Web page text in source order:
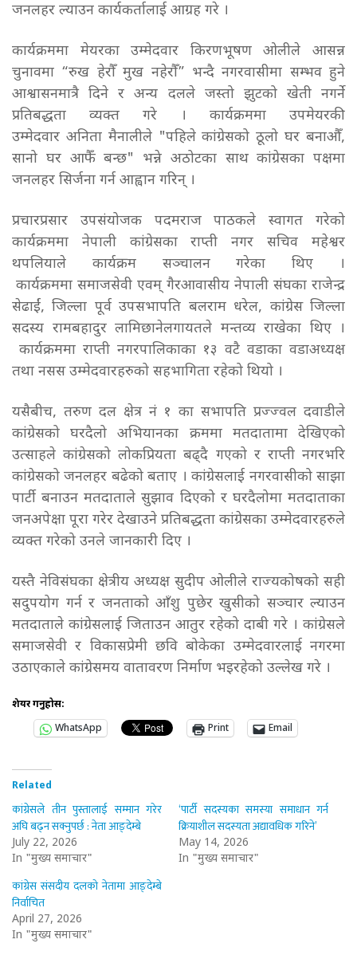
जनलहर ल्याउन कार्यकर्तालाई आग्रह गरे ।
कार्यक्रममा मेयरका उम्मेदवार किरणभूषण ओलीले आसन्न
चुनावमा “रुख हेरौँ मुख नहेरौँ” भन्दै नगरवासीमा सम्भव हुने
आश्वासनमात्रै दिने र अन्य दलले जस्तो झुटको खेती नगर्ने
प्रतिबद्धता व्यक्त गरे । कार्यक्रममा उपमेयरकी
उम्मेदवार अनिता मैनालीले "पहिले कांग्रेसको ठूलो घर बनाऔँ,
सानो घर आफैँ बन्छ" भन्ने अठोटका साथ कांग्रेसका पक्षमा
जनलहर सिर्जना गर्न आह्वान गरिन् ।
प्रचारप्रसार उपसंयोजक पदमराज पाठकले स्वागत गरेको
कार्यक्रममा नेपाली कांग्रेसका राप्ती नगर सचिव महेश्वर
थपलियाले कार्यक्रम सञ्चालन गरेका थिए ।
कार्यक्रममा समाजसेवी एवम् गैरआवासीय नेपाली संघका राजेन्द्र
सेढाईं,जिल्ला पूर्व उपसभापति बलराम धरेल, कांग्रेस जिल्ला
सदस्य रामबहादुर लामिछानेलगायतले मन्तव्य राखेका थिए ।
कार्यक्रममा राप्ती नगरपालिकाका १३ वटै वडाका वडाअध्यक्ष
तथा नसस उम्मेदवारहरुको सहभागिता रहेको थियो ।
यसैबीच, तरुण दल क्षेत्र नं १ का सभापति प्रज्ज्वल दवाडीले
कांग्रेसको घरदैलो अभियानका क्रममा मतदातामा देखिएको
उत्साहले कांग्रेसको लोकप्रियता बढ्दै गएको र राप्ती नगरभरि
कांग्रेसको जनलहर बढेको बताए । कांग्रेसलाई नगरवासीको साझा
पार्टी बनाउन मतदाताले सुझाव दिएको र घरदैलोमा मतदाताका
जनअपेक्षा पूरा गरेर देखाउने प्रतिबद्धता कांग्रेसका उम्मेदवारहरुले
व्यक्त गरेको उनले जानकारी दिए ।
यस्तै नेविसंघका क्षेत्रीय अध्यक्ष सुदीप ओलीले राज्यकोषको सही
सदुपयोग गर्न र जनताको आँशु पुछेर खुसीको सञ्चार ल्याउन
मतदाताले कांग्रेसलाई जिताउन आतुर रहेको दाबी गरे । कांग्रेसले
समाजसेवी र विकासप्रेमी छवि बोकेका उम्मेदवारलाई नगरमा
उठाएकाले कांग्रेसमय वातावरण निर्माण भइरहेको उल्लेख गरे ।
शेयर गर्नुहोस:
WhatsApp
Print Email
Related
कांग्रेसले तीन पुस्तालाई सम्मान गरेर
अघि बढ्न सक्नुपर्छ : नेता आङ्देम्बे
July 22, 2026
In "मुख्य समाचार"
‘पार्टी सदस्यका समस्या समाधान गर्न
क्रियाशील सदस्यता अद्यावधिक गरिने’
May 14, 2026
In "मुख्य समाचार"
कांग्रेस संसदीय दलको नेतामा आङ्देम्बे
निर्वाचित
April 27, 2026
In "मुख्य समाचार"